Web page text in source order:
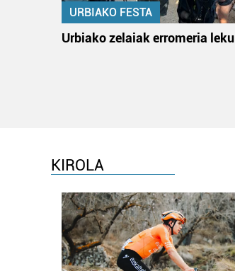
URBIAKO FESTA
Urbiako zelaiak erromeria leku
KIROLA